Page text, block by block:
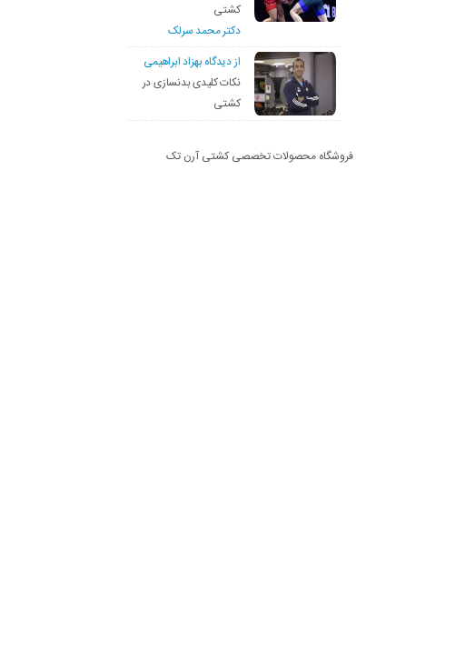
کشتی
دکتر محمد سرلک
از دیدگاه بهزاد ابراهیمی
نکات کلیدی بدنسازی در
کشتی
فروشگاه محصولات تخصصی کشتی آرن تک